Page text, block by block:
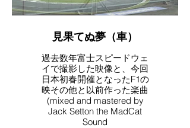
見果てぬ夢（車）
過去数年富士スピードウェ
イで撮影した映像と、今回
日本初春開催となったF1の
映その他と以前作った楽曲
(mixed and mastered by
Jack Setton the MadCat
Sound